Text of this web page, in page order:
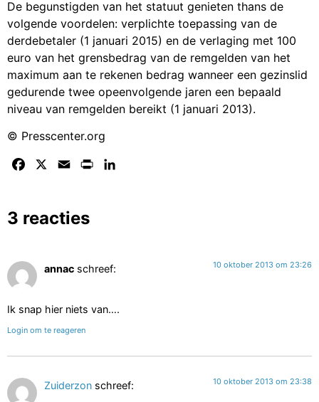
De begunstigden van het statuut genieten thans de
volgende voordelen: verplichte toepassing van de
derdebetaler (1 januari 2015) en de verlaging met 100
euro van het grensbedrag van de remgelden van het
maximum aan te rekenen bedrag wanneer een gezinslid
gedurende twee opeenvolgende jaren een bepaald
niveau van remgelden bereikt (1 januari 2013).
© Presscenter.org
Facebook Email Print
3 reacties
annac schreef: 10 oktober 2013 om 23:26
Ik snap hier niets van….
Login om te reageren
Zuiderzon schreef: 10 oktober 2013 om 23:38